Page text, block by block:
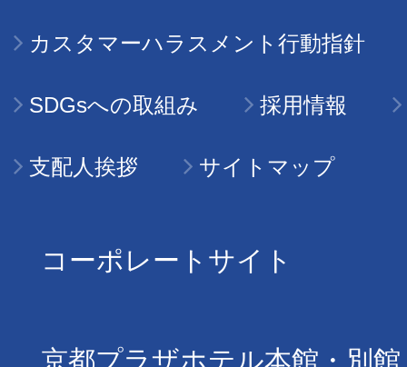
カスタマーハラスメント行動指針
SDGsへの取組み 採用情報
支配人挨拶 サイトマップ
コーポレートサイト
京都プラザホテル本館・別館